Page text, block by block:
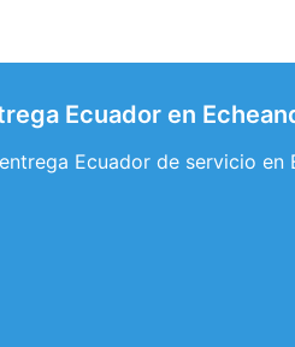
Ecuador en
Ecuador de servicio